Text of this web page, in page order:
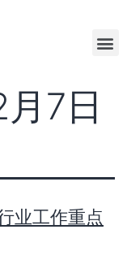
7日
业工作重点